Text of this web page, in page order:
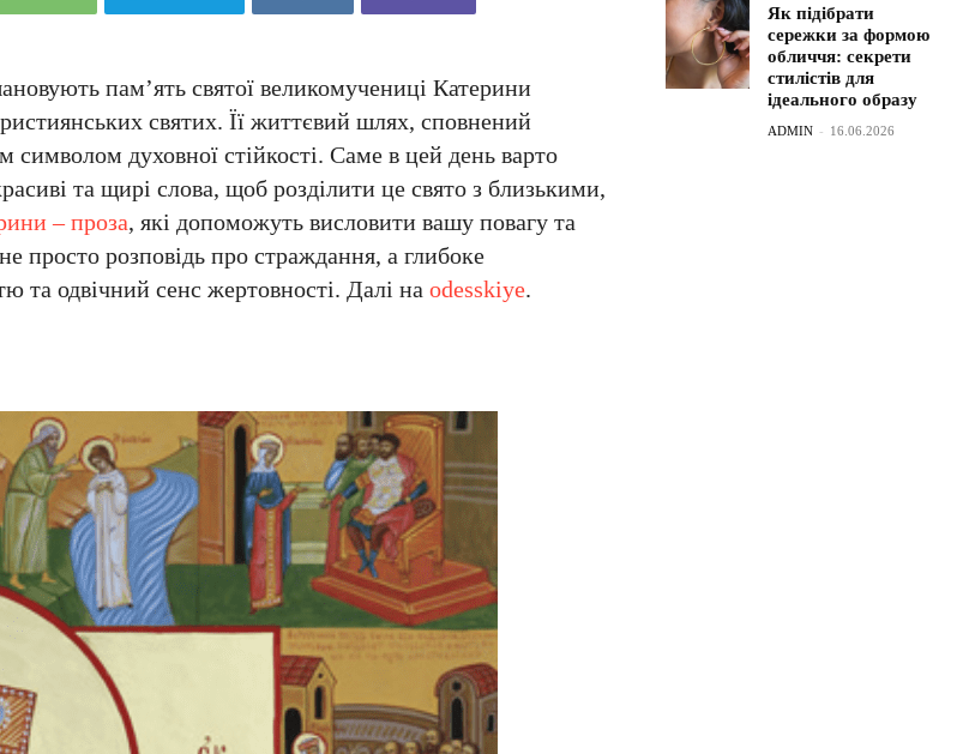
пам’ять святої великомучениці Катерини
святих. Її життєвий шлях, сповнений
символом духовної стійкості. Саме в цей день варто
та щирі слова, щоб розділити це свято з близькими,
– проза, які допоможуть висловити вашу повагу та
просто розповідь про страждання, а глибоке
та одвічний сенс жертовності. Далі на odesskiye.
Як підібрати
сережки за формою
обличчя: секрети
стилістів для
ідеального образу
ADMIN - 16.06.2026